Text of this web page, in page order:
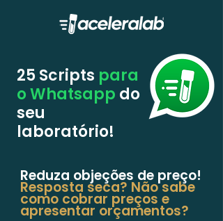
25 Scripts para
o Whatsapp do
seu
laboratório!
Reduza objeções de preço!
Resposta seca? Não sabe
como cobrar preços e
apresentar orçamentos?